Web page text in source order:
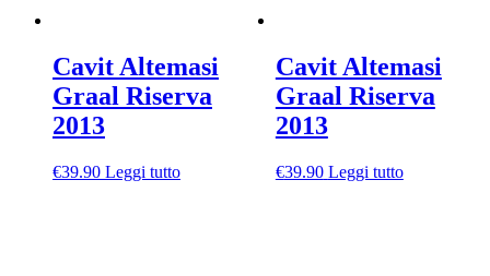
Cavit Altemasi
Graal Riserva
2013
€39.90 Leggi tutto
Cavit Altemasi
Graal Riserva
2013
€39.90 Leggi tutto